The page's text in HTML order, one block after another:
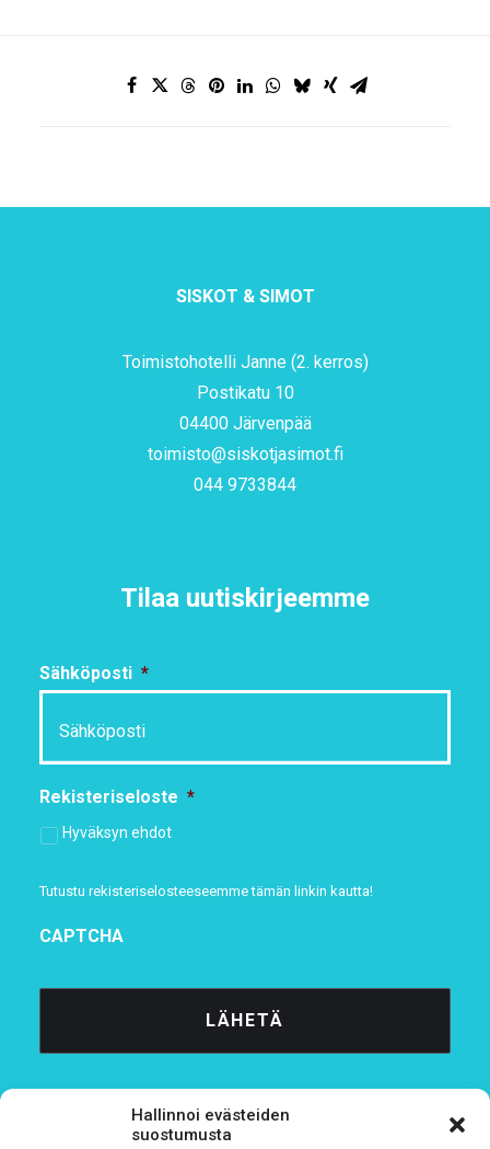
Hallinnoi evästeiden
suostumusta
SISKOT & SIMOT
Toimistohotelli Janne (2. kerros)
Postikatu 10
04400 Järvenpää
toimisto@siskotjasimot.fi
044 9733844
Tilaa uutiskirjeemme
Sähköposti *
Rekisteriseloste *
Hyväksyn ehdot
Tutustu rekisteriselosteeseemmetämän linkin kautta!
CAPTCHA